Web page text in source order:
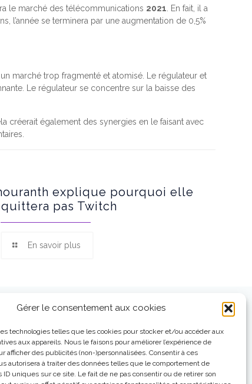
Gérer le consentement aux cookies
technologies telles que les cookies pour stocker et/ou accéder aux
aux appareils. Nous le faisons pour améliorer l’expérience de
afficher des publicités (non-)personnalisées. Consentir à ces
autorisera à traiter des données telles que le comportement de
ID uniques sur ce site. Le fait de ne pas consentir ou de retirer son
le marché des télécommunications 2021 . En fait, il a
l’année se terminera par une augmentation de 0,5%
un marché trop fragmenté et atomisé. Le régulateur et
Le régulateur se concentre sur la baisse des
créerait également des synergies en le faisant avec
explique pourquoi elle
pas Twitch
En savoir plus